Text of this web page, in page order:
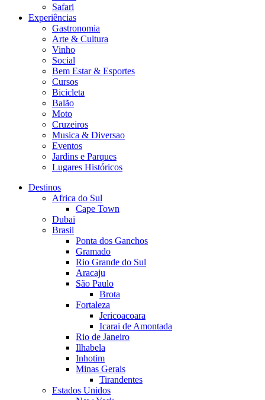
Safari
Experiências
Gastronomia
Arte & Cultura
Vinho
Social
Bem Estar & Esportes
Cursos
Bicicleta
Balão
Moto
Cruzeiros
Musica & Diversao
Eventos
Jardins e Parques
Lugares Históricos
Destinos
Africa do Sul
Cape Town
Dubai
Brasil
Ponta dos Ganchos
Gramado
Rio Grande do Sul
Aracaju
São Paulo
Brota
Fortaleza
Jericoacoara
Icarai de Amontada
Rio de Janeiro
Ilhabela
Inhotim
Minas Gerais
Tirandentes
Estados Unidos